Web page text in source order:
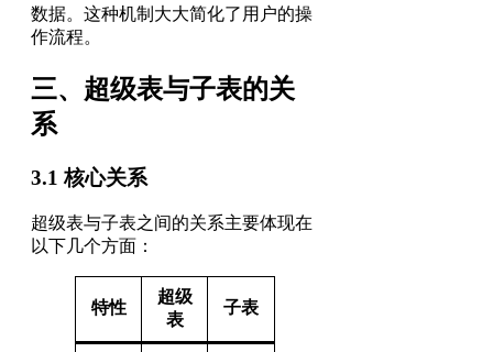
数据。这种机制大大简化了用户的操
作流程。
三、超级表与子表的关
系
3.1 核心关系
超级表与子表之间的关系主要体现在
以下几个方面：
特性
超级
表
子表